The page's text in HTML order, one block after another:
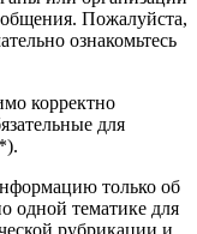
Пожалуйста,
ознакомьтесь
корректно
для
только об
одной тематике для